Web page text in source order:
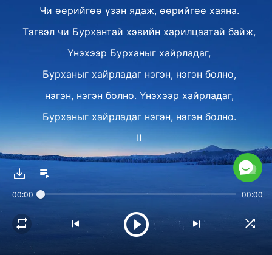
Чи өөрийгөө үзэн ядаж, өөрийгөө хаяна.
Тэгвэл чи Бурхантай хэвийн харилцаатай байж,
Үнэхээр Бурханыг хайрладаг,
Бурханыг хайрладаг нэгэн, нэгэн болно,
нэгэн, нэгэн болно. Үнэхээр хайрладаг,
Бурханыг хайрладаг нэгэн, нэгэн болно.
Ⅱ
Залбирал нь Бурханы
өнөөдөр дуусгах зүйл дээр төвлөрдөг.
Нөхцөл байдал, бэрхшээлээ Бурханд авчир,
00:00 00:00